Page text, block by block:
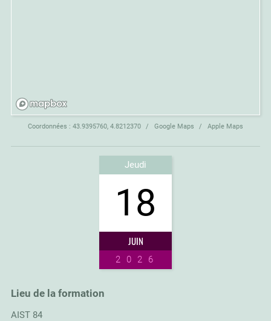
Coordonnées : 43.9395760, 4.8212370 Google Maps Apple Maps
Jeudi
18
JUIN
2026
Lieu de la formation
AIST 84